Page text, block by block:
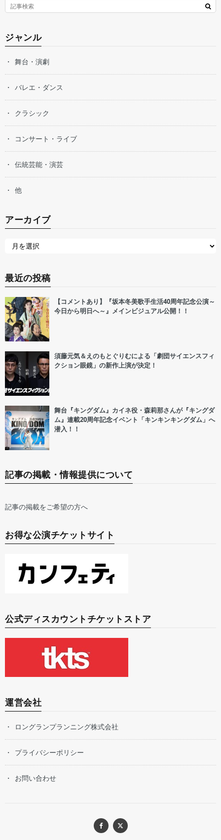
ジャンル
舞台・演劇
バレエ・ダンス
クラシック
コンサート・ライブ
伝統芸能・演芸
他
アーカイブ
最近の投稿
【コメントあり】『坂本冬美歌手生活40周年記念公演～
今日から明日へ～』メインビジュアル公開！！
須藤元気＆えのもとぐりむによる「劇団サイエンスフィ
クション眼鏡」の新作上演が決定！
舞台『キングダム』カイネ役・森莉那さんが『キングダ
ム』連載20周年記念イベント「キンキンキングダム」へ
潜入！！
記事の掲載・情報提供について
記事の掲載をご希望の方へ
お得な公演チケットサイト
公式ディスカウントチケットストア
運営会社
ロングランプランニング株式会社
プライバシーポリシー
お問い合わせ